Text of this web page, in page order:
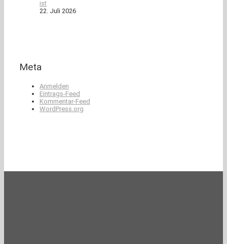
ist
22. Juli 2026
Meta
Anmelden
Eintrags-Feed
Kommentar-Feed
WordPress.org